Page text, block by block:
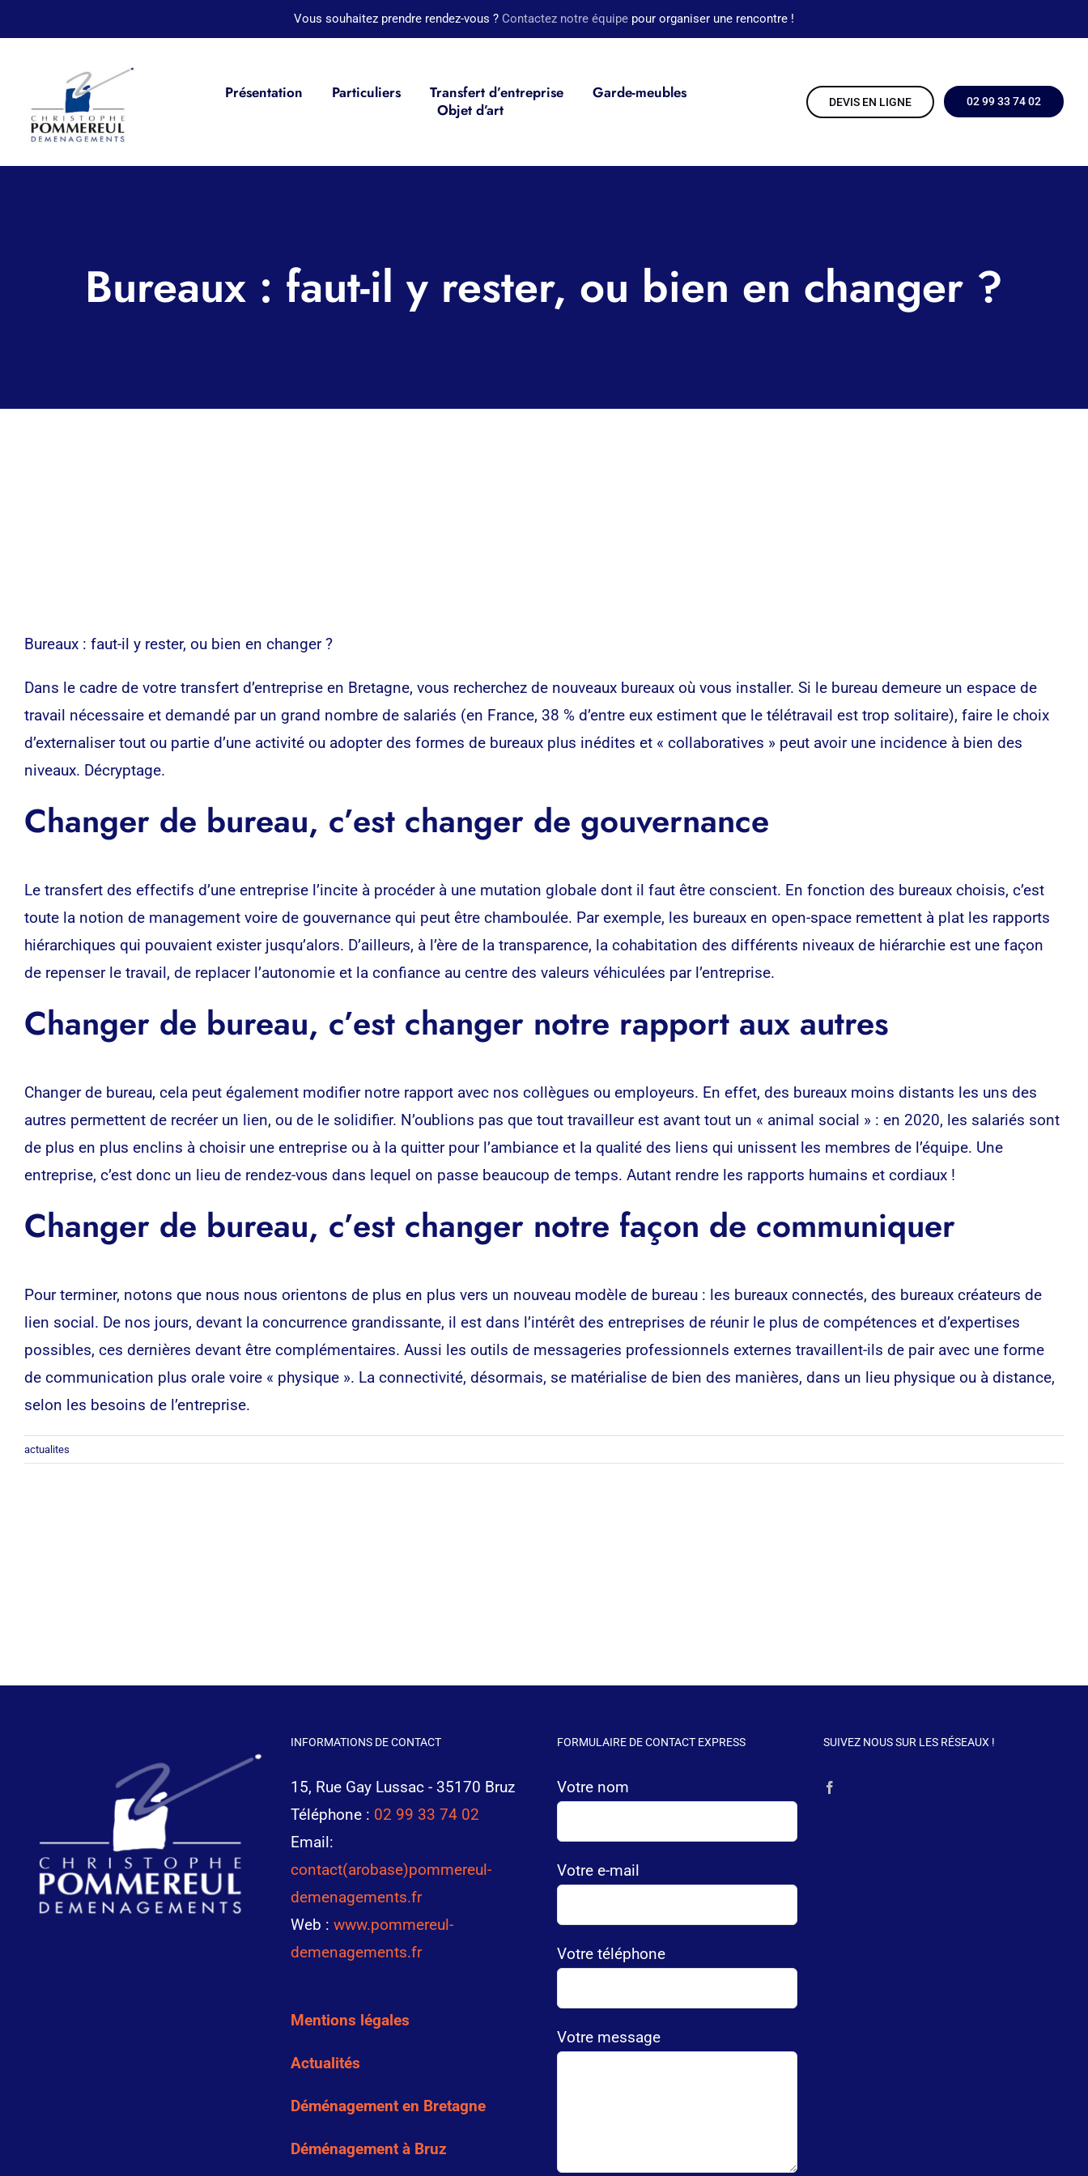
au
Vous souhaitez prendre rendez-vous ? Contactez notre équipe pour organiser une rencontre !
Présentation Particuliers Transfert d’entreprise
Garde-meubles
Objet d’art
DEVIS EN LIGNE 02 99 33 74 02
Bureaux : faut-il y rester, ou bien en changer ?
Bureaux : faut-il y rester, ou bien en changer ?
Dans le cadre de votre transfert d’entreprise en Bretagne, vous recherchez de nouveaux bureaux où vous installer. Si le bureau demeure un espace de
travail nécessaire et demandé par un grand nombre de salariés (en France, 38 % d’entre eux estiment que le télétravail est trop solitaire), faire le choix
d’externaliser tout ou partie d’une activité ou adopter des formes de bureaux plus inédites et « collaboratives » peut avoir une incidence à bien des
niveaux. Décryptage.
Changer de bureau, c’est changer de gouvernance
Le transfert des effectifs d’une entreprise l’incite à procéder à une mutation globale dont il faut être conscient. En fonction des bureaux choisis, c’est
toute la notion de management voire de gouvernance qui peut être chamboulée. Par exemple, les bureaux en open-space remettent à plat les rapports
hiérarchiques qui pouvaient exister jusqu’alors. D’ailleurs, à l’ère de la transparence, la cohabitation des différents niveaux de hiérarchie est une façon
de repenser le travail, de replacer l’autonomie et la confiance au centre des valeurs véhiculées par l’entreprise.
Changer de bureau, c’est changer notre rapport aux autres
Changer de bureau, cela peut également modifier notre rapport avec nos collègues ou employeurs. En effet, des bureaux moins distants les uns des
autres permettent de recréer un lien, ou de le solidifier. N’oublions pas que tout travailleur est avant tout un « animal social » : en 2020, les salariés sont
de plus en plus enclins à choisir une entreprise ou à la quitter pour l’ambiance et la qualité des liens qui unissent les membres de l’équipe. Une
entreprise, c’est donc un lieu de rendez-vous dans lequel on passe beaucoup de temps. Autant rendre les rapports humains et cordiaux !
Changer de bureau, c’est changer notre façon de communiquer
Pour terminer, notons que nous nous orientons de plus en plus vers un nouveau modèle de bureau : les bureaux connectés, des bureaux créateurs de
lien social. De nos jours, devant la concurrence grandissante, il est dans l’intérêt des entreprises de réunir le plus de compétences et d’expertises
possibles, ces dernières devant être complémentaires. Aussi les outils de messageries professionnels externes travaillent-ils de pair avec une forme
de communication plus orale voire « physique ». La connectivité, désormais, se matérialise de bien des manières, dans un lieu physique ou à distance,
selon les besoins de l’entreprise.
actualites
INFORMATIONS DE CONTACT
15, Rue Gay Lussac - 35170 Bruz
Téléphone : 02 99 33 74 02
Email:
contact(arobase)pommereul-
demenagements.fr
Web : www.pommereul-
demenagements.fr
Mentions légales
Actualités
Déménagement en Bretagne
Déménagement à Bruz
FORMULAIRE DE CONTACT EXPRESS
Votre nom
Votre e-mail
Votre téléphone
Votre message
SUIVEZ NOUS SUR LES RÉSEAUX !